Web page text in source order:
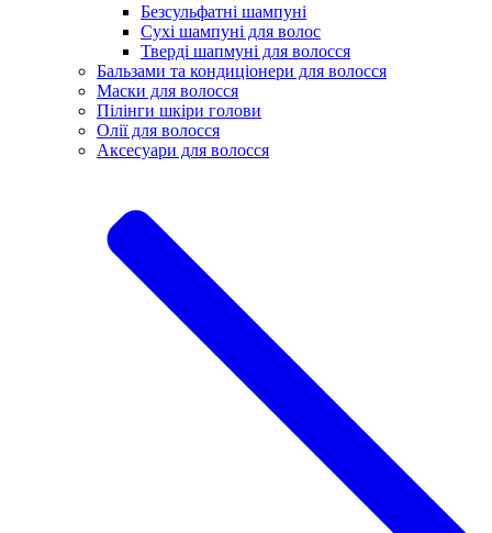
Безсульфатні шампуні
Сухі шампуні для волос
Тверді шапмуні для волосся
Бальзами та кондиціонери для волосся
Маски для волосся
Пілінги шкіри голови
Олії для волосся
Аксесуари для волосся